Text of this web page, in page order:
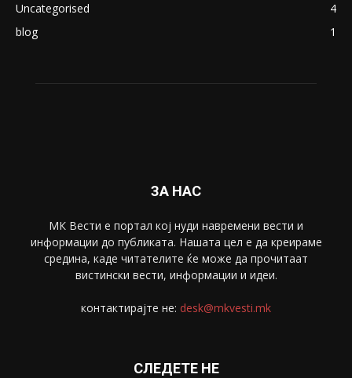
Uncategorised
4
blog
1
ЗА НАС
МК Вести е портал коj нуди навремени вести и
информации до публиката. Нашата цел е да креираме
средина, каде читателите ќе може да прочитаат
вистински вести, информации и идеи.
контактирајте не: desk@mkvesti.mk
СЛЕДЕТЕ НЕ